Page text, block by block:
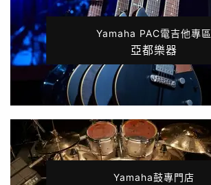
Yamaha PAC電吉他專區
亞都樂器
Yamaha鼓專門店